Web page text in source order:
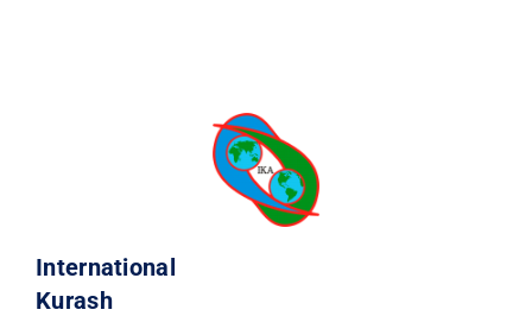
International
Kurash